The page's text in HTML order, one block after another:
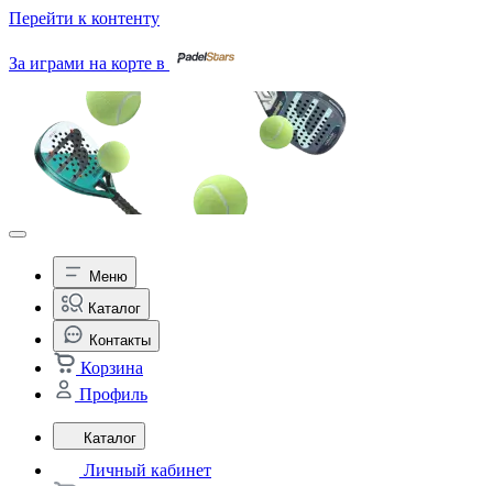
Перейти к контенту
За играми на корте в
Меню
Каталог
Контакты
Корзина
Профиль
Каталог
Личный кабинет